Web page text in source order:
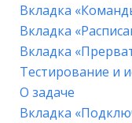
Вкладка
Вкладка
Вкладка
Тестирование и
О задаче
Вкладка